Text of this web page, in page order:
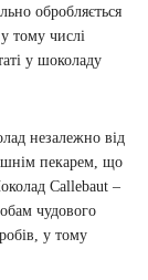
обробляється
тому числі
у шоколаду
незалежно від
пекарем, що
Callebaut –
чудового
у тому